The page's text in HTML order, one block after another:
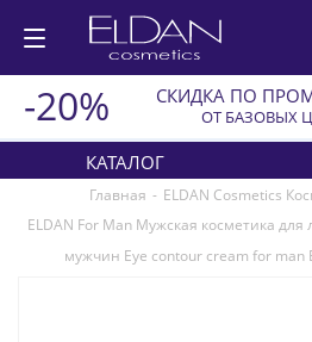
-20% СКИДКА ПО
ОТ БАЗОВЫХ
КАТАЛОГ
Главная - ELDAN Cosmetics
ELDAN For Man Мужская косметика для
мужчин Eye contour cream for man